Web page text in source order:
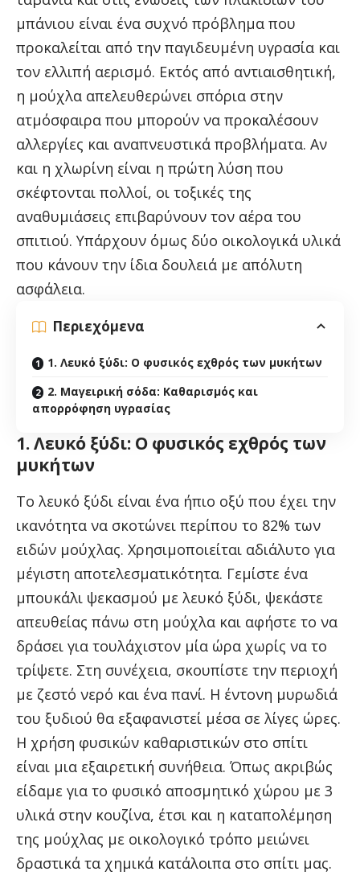
μπάνιου είναι ένα συχνό πρόβλημα που
προκαλείται από την παγιδευμένη υγρασία και
τον ελλιπή αερισμό. Εκτός από αντιαισθητική,
η μούχλα απελευθερώνει σπόρια στην
ατμόσφαιρα που μπορούν να προκαλέσουν
αλλεργίες και αναπνευστικά προβλήματα. Αν
και η χλωρίνη είναι η πρώτη λύση που
σκέφτονται πολλοί, οι τοξικές της
αναθυμιάσεις επιβαρύνουν τον αέρα του
σπιτιού. Υπάρχουν όμως δύο οικολογικά υλικά
που κάνουν την ίδια δουλειά με απόλυτη
ασφάλεια.
Περιεχόμενα
1. Λευκό ξύδι: Ο φυσικός εχθρός των μυκήτων
2. Μαγειρική σόδα: Καθαρισμός και
απορρόφηση υγρασίας
1. Λευκό ξύδι: Ο φυσικός εχθρός των
μυκήτων
Το λευκό ξύδι είναι ένα ήπιο οξύ που έχει την
ικανότητα να σκοτώνει περίπου το 82% των
ειδών μούχλας. Χρησιμοποιείται αδιάλυτο για
μέγιστη αποτελεσματικότητα. Γεμίστε ένα
μπουκάλι ψεκασμού με λευκό ξύδι, ψεκάστε
απευθείας πάνω στη μούχλα και αφήστε το να
δράσει για τουλάχιστον μία ώρα χωρίς να το
τρίψετε. Στη συνέχεια, σκουπίστε την περιοχή
με ζεστό νερό και ένα πανί. Η έντονη μυρωδιά
του ξυδιού θα εξαφανιστεί μέσα σε λίγες ώρες.
Η χρήση φυσικών καθαριστικών στο σπίτι
είναι μια εξαιρετική συνήθεια. Όπως ακριβώς
είδαμε για το φυσικό αποσμητικό χώρου με 3
υλικά στην κουζίνα, έτσι και η καταπολέμηση
της μούχλας με οικολογικό τρόπο μειώνει
δραστικά τα χημικά κατάλοιπα στο σπίτι μας.